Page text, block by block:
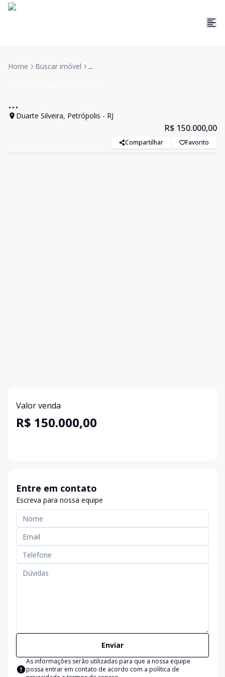
Home Buscar imóvel ...
...
Duarte Silveira, Petrópolis - RJ
R$ 150.000,00
Compartilhar Favorito
Valor venda
R$ 150.000,00
Entre em contato
Escreva para nossa equipe
Enviar
As informações serão utilizadas para que a nossa equipe
possa entrar em contato de acordo com a política de